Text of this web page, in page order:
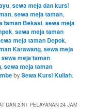
,sewa meja dan kursi
,sewa meja taman,
taman Bekasi,sewa meja
,sewa meja taman
meja taman Depok,
Karawang,sewa meja
sewa meja taman
,sewa meja taman
bySewa Kursi Kuliah.
DAN 2IN1 PELAYANAN 24 JAM